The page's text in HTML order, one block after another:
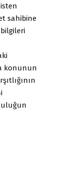
sahibine
konunun